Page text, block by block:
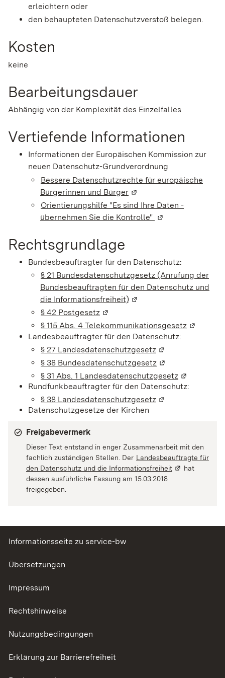
erleichtern oder
den behaupteten Datenschutzverstoß belegen.
Kosten
keine
Bearbeitungsdauer
Abhängig von der Komplexität des Einzelfalles
Vertiefende Informationen
Informationen der Europäischen Kommission zur
neuen Datenschutz-Grundverordnung
Bessere Datenschutzrechte für europäische
Bürgerinnen und Bürger (Wird in einem neuen
Orientierungshilfe "Es sind Ihre Daten -
übernehmen Sie die Kontrolle" (Wird in einem
Rechtsgrundlage
Bundesbeauftragter für den Datenschutz:
§ 21 Bundesdatenschutzgesetz (Anrufung der
Bundesbeauftragten für den Datenschutz und
die Informationsfreiheit) (Wird in einem neuen
§ 42 Postgesetz (Wird in einem neuen Fenster
§ 115 Abs. 4 Telekommunikationsgesetz (Wird in
Landesbeauftragter für den Datenschutz:
§ 27 Landesdatenschutzgesetz (Wird in einem
§ 38 Bundesdatenschutzgesetz (Wird in einem
§ 31 Abs. 1 Landesdatenschutzgesetz (Wird in
Rundfunkbeauftragter für den Datenschutz:
§ 38 Landesdatenschutzgesetz (Wird in einem
Datenschutzgesetze der Kirchen
Freigabevermerk
Dieser Text entstand in enger Zusammenarbeit mit den
fachlich zuständigen Stellen. Der Landesbeauftragte für
den Datenschutz und die Informationsfreiheit (Wird in einem
hat
dessen ausführliche Fassung am 15.03.2018
freigegeben.
Informationsseite zu service-bw
Übersetzungen
Impressum
Rechtshinweise
Nutzungsbedingungen
Erklärung zur Barrierefreiheit